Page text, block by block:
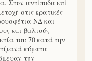
Στον αντίποδα επί
στις κρατικές
ΝΔ και
και βαλτούς
του 70 κατά την
κύματα
την